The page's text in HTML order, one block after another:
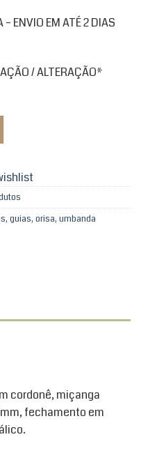
ENVIO EM ATÉ 2 DIAS
/ ALTERAÇÃO*
, guias, orisa, umbanda
cordonê, miçanga
fechamento em